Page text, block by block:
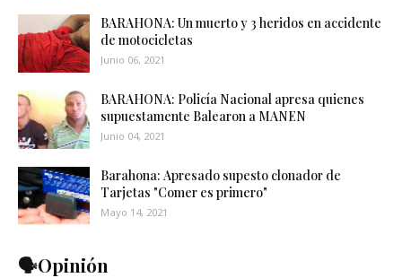
BARAHONA: Un muerto y 3 heridos en accidente
de motocicletas
Junio 06, 2021
BARAHONA: Policía Nacional apresa quienes
supuestamente Balearon a MANEN
Junio 04, 2021
Barahona: Apresado supesto clonador de
Tarjetas "Comer es primero"
Mayo 14, 2021
🗣️Opinión